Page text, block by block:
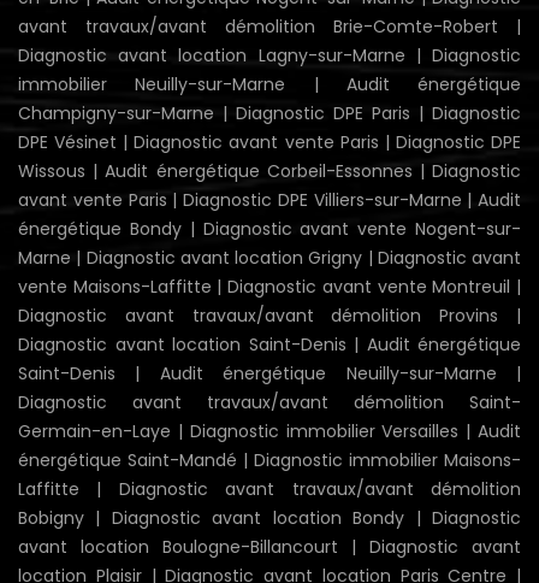
avant travaux/avant démolition Brie-Comte-Robert |
Diagnostic avant location Lagny-sur-Marne |Diagnostic
immobilier Neuilly-sur-Marne | Audit énergétique
Champigny-sur-Marne | Diagnostic DPE Paris | Diagnostic
DPE Vésinet |Diagnostic avant vente Paris | Diagnostic DPE
Wissous |Audit énergétique Corbeil-Essonnes |Diagnostic
avant vente Paris | Diagnostic DPE Villiers-sur-Marne | Audit
énergétique Bondy| Diagnostic avant vente Nogent-sur-
Marne | Diagnostic avant location Grigny | Diagnostic avant
vente Maisons-Laffitte |Diagnostic avant vente Montreuil |
Diagnostic avant travaux/avant démolition Provins |
Diagnostic avant location Saint-Denis | Audit énergétique
Saint-Denis | Audit énergétique Neuilly-sur-Marne |
Diagnostic avant travaux/avant démolition Saint-
Germain-en-Laye | Diagnostic immobilier Versailles |Audit
énergétique Saint-Mandé | Diagnostic immobilier Maisons-
Laffitte | Diagnostic avant travaux/avant démolition
Bobigny | Diagnostic avant location Bondy |Diagnostic
avant location Boulogne-Billancourt | Diagnostic avant
location Plaisir|Diagnostic avant location Paris Centre |